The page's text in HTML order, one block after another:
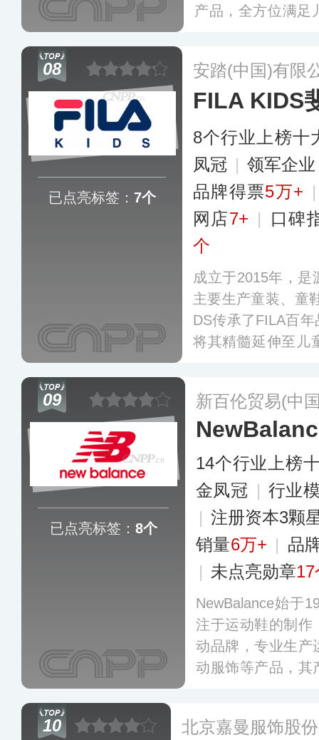
产品，全方位满足
能科技融合，以激
多
08
已点亮标签： 7个
安踏(中国)有限
FILA KIDS
8个行业上榜十
凤冠 | 领军企
品牌得票5万+
网店7+ |
口碑
个
成立于2015年，是
主要生产童装、童
DS传承了FILA百
将其精髓延伸至儿
品。更多
09
已点亮标签： 8个
新百伦贸易(中
14个行业上榜
金凤冠 | 行业
| 注册资本3颗
销量6万+ | 品
| 未点亮勋章17
NewBalance始于
注于运动鞋的制作
动品牌，专业生产
动服饰等产品，其
多
10 北京嘉曼服饰股